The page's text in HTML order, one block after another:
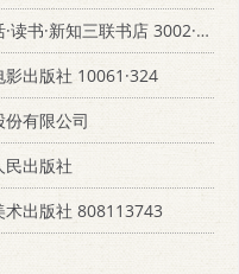
书·新知三联书店 3002·116
出版社 10061·324
有限公司
民出版社
出版社 808113743